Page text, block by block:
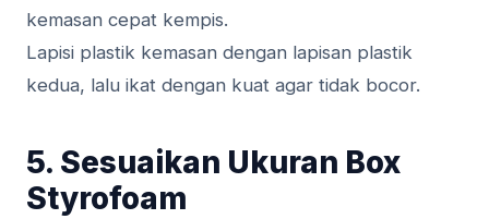
kemasan cepat kempis.
Lapisi plastik kemasan dengan lapisan plastik
kedua, lalu ikat dengan kuat agar tidak bocor.
5. Sesuaikan Ukuran Box
Styrofoam